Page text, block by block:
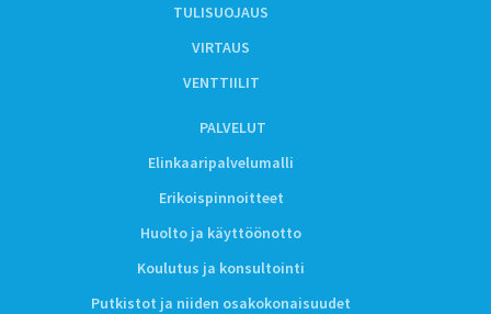
TULISUOJAUS
VIRTAUS
VENTTIILIT
PALVELUT
Elinkaaripalvelumalli
Erikoispinnoitteet
Huolto ja käyttöönotto
Koulutus ja konsultointi
Putkistot ja niiden osakokonaisuudet